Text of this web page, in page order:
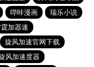
哔咔漫画
瑞乐小说
加器速
旋风加速官网下载
风加速度器